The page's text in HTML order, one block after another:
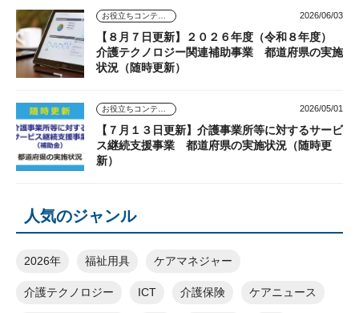
お役立ちコンテンツ 2026/06/03
【８月７日更新】２０２６年度（令和８年度）
介護テクノロジー関連補助事業 都道府県の実施
状況（随時更新）
お役立ちコンテンツ 2026/05/01
【７月１３日更新】介護事業所等に対するサービ
ス継続支援事業 都道府県の実施状況（随時更
新）
人気のジャンル
2026年 福祉用具 ケアマネジャー
介護テクノロジー ICT 介護保険 ケアニュース